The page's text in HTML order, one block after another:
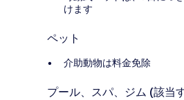
けます
ペット
介助動物は料金免除
プール、スパ、ジム (該当